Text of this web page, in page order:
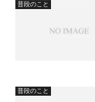
普段のこと
普段のこと